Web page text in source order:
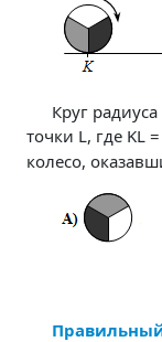
Круг
точки L, где KL
колесо,